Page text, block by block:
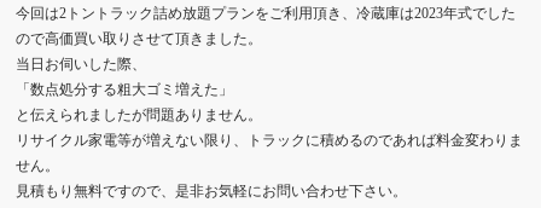
今回は2トントラック詰め放題プランをご利用頂き、冷蔵庫は2023年式でした
ので高価買い取りさせて頂きました。
当日お伺いした際、
「数点処分する粗大ゴミ増えた」
と伝えられましたが問題ありません。
リサイクル家電等が増えない限り、トラックに積めるのであれば料金変わりま
せん。
見積もり無料ですので、是非お気軽にお問い合わせ下さい。